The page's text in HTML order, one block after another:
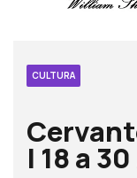
CULTURA
| 18 a